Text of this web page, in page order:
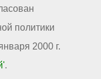
политики
2000 г.
.